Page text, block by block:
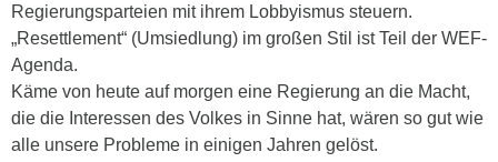
Regierungsparteien mit ihrem Lobbyismus steuern.
„Resettlement“ (Umsiedlung) im großen Stil ist Teil der WEF-
Agenda.
Käme von heute auf morgen eine Regierung an die Macht,
die die Interessen des Volkes in Sinne hat, wären so gut wie
alle unsere Probleme in einigen Jahren gelöst.